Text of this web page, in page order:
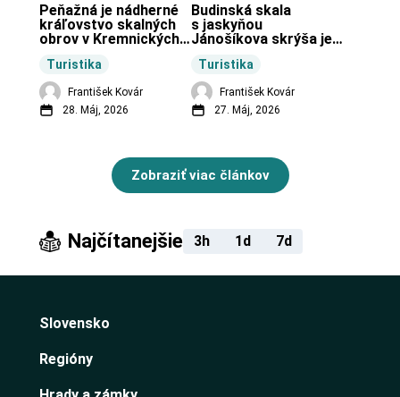
Turistika
Peňažná je nádherné
kráľovstvo skalných
obrov v Kremnických
František Kovár
28. Máj, 2026
Turistika
Budinská skala
s jaskyňou
Jánošíkova skrýša je
obci Budiná.
František Kovár
27. Máj, 2026
Zobraziť viac článkov
Najčítanejšie 3h 1d 7d
Slovensko
Regióny